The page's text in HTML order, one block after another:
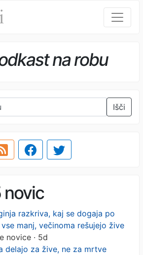
na robu
Išči
novic
razkriva, kaj se dogaja po
manj, večinoma rešujejo žive
novice · 5d
delajo za žive, ne za mrtve